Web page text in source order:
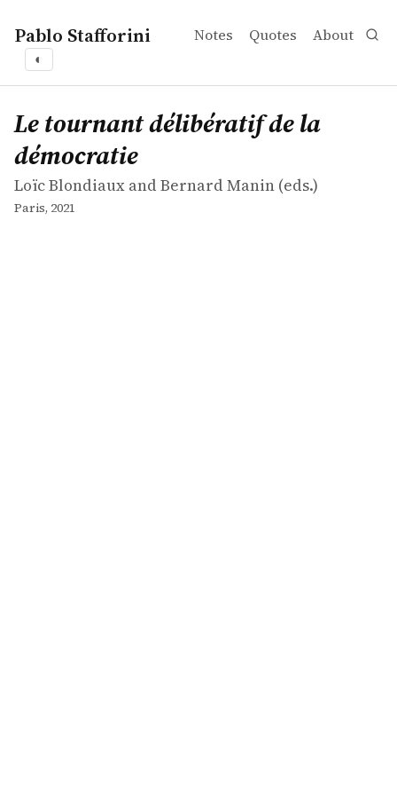
Pablo Stafforini Notes Quotes About
◐
works
Loïc Blondiaux and Bernard Manin
Le tournant délibératif de la démocratie
collection
Le tournant délibératif de la
démocratie
Loïc Blondiaux and Bernard Manin (eds.)
Paris, 2021